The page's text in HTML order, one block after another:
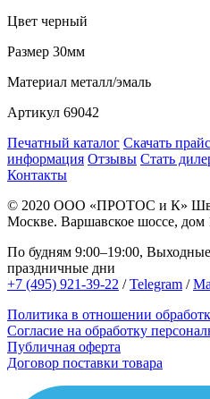
Цвет черный
Размер 30мм
Материал металл/эмаль
Артикул 69042
Печатный каталог Скачать
информация Отзывы Стать
Контакты
© 2020 ООО «ПРОТОС и К»
Москве. Варшавское шоссе, дом
По будням 9:00–19:00,
праздничные дни
+7 (495) 921-39-22 /Telegram /
Политика в отношении
Согласие на обработку
Публичная оферта
Договор поставки товара